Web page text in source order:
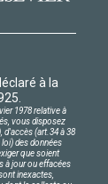
à la
1978 relative à
vous disposez
d'accès (art.34 à 38
loi) des données
que soient
à jour ou effacées
inexactes,